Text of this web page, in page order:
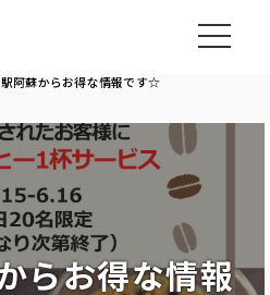
阿蘇からお得な情報です☆
らお得な情報